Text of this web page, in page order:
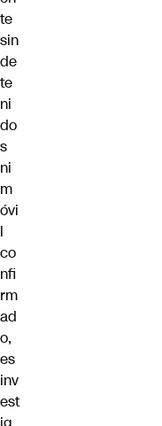
te
sin
de
te
ni
do
s
ni
m
óvi
l
co
nfi
rm
ad
o,
es
inv
est